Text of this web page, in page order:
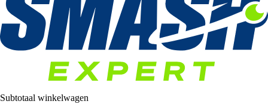
Subtotaal winkelwagen